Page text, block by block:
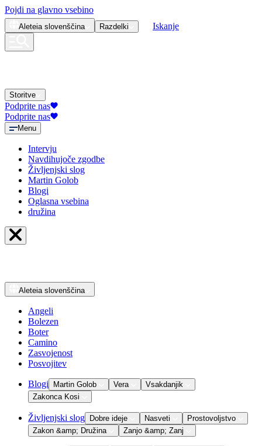
Pojdi na glavno vsebino
Aleteia slovenščina Razdelki Iskanje
Storitve
Podprite nas
Podprite nas
Menu
Intervju
Navdihujoče zgodbe
Življenjski slog
Martin Golob
Blogi
Oglasna vsebina
družina
Aleteia slovenščina
Angeli
Bolezen
Boter
Camino
Zasvojenost
Posvojitev
Blogi Martin Golob Vera
Vsakdanjik
Zakonca Kosi
Življenjski slog Dobre ideje Nasveti
Prostovoljstvo
Zakon &amp; Družina
Zanjo &amp; Zanj